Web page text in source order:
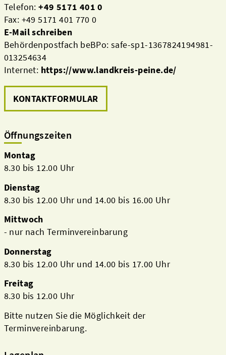
Telefon:+49 5171 401 0
Fax: +49 5171 401 770 0
E-Mail schreiben
Behördenpostfach beBPo: safe-sp1-1367824194981-
013254634
Internet: https://www.landkreis-peine.de/
KONTAKTFORMULAR
Öffnungszeiten
Montag
8.30 bis 12.00 Uhr
Dienstag
8.30 bis 12.00 Uhr und 14.00 bis 16.00 Uhr
Mittwoch
- nur nach Terminvereinbarung
Donnerstag
8.30 bis 12.00 Uhr und 14.00 bis 17.00 Uhr
Freitag
8.30 bis 12.00 Uhr
Bitte nutzen Sie die Möglichkeit der
Terminvereinbarung.